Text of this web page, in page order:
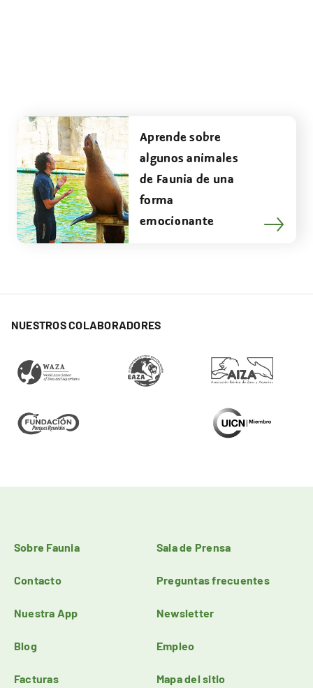
Aprende sobre
algunos animales
de Faunia de una
forma
emocionante
NUESTROS COLABORADORES
Sobre Faunia Sala de Prensa
Contacto Preguntas frecuentes
Nuestra App Newsletter
Blog Empleo
Facturas Mapa del sitio